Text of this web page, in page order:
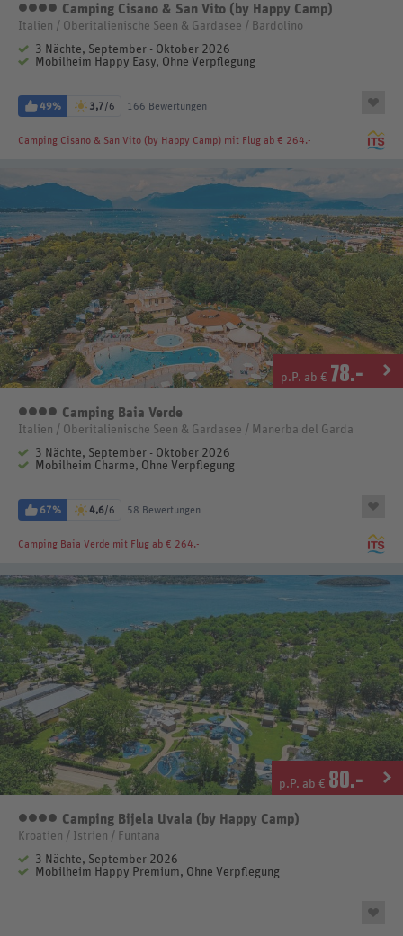
4 Sterne
Camping Cisano & San Vito (by Happy Camp)
Italien / Oberitalienische Seen & Gardasee / Bardolino
3 Nächte, September - Oktober 2026
Mobilheim Happy Easy, Ohne Verpflegung
49% 3,7/6 166 Bewertungen
Camping Cisano & San Vito (by Happy Camp) mit Flug ab € 264.-
p.P. ab € 78.-
4 Sterne
Camping Baia Verde
Italien / Oberitalienische Seen & Gardasee / Manerba del Garda
3 Nächte, September - Oktober 2026
Mobilheim Charme, Ohne Verpflegung
67% 4,6/6 58 Bewertungen
Camping Baia Verde mit Flug ab € 264.-
p.P. ab € 80.-
4 Sterne
Camping Bijela Uvala (by Happy Camp)
Kroatien / Istrien / Funtana
3 Nächte, September 2026
Mobilheim Happy Premium, Ohne Verpflegung